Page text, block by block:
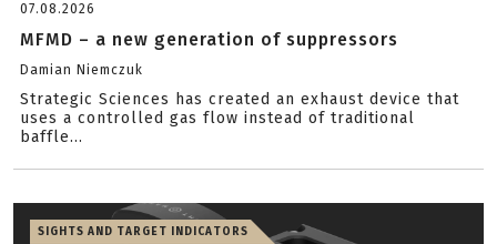
07.08.2026
MFMD – a new generation of suppressors
Damian Niemczuk
Strategic Sciences has created an exhaust device that
uses a controlled gas flow instead of traditional
baffle...
SIGHTS AND TARGET INDICATORS